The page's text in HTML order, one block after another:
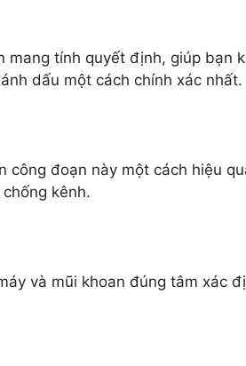
tính quyết định, giúp bạn
dấu một cách chính xác nhất.
đoạn này một cách hiệu
kênh.
và mũi khoan đúng tâm xác